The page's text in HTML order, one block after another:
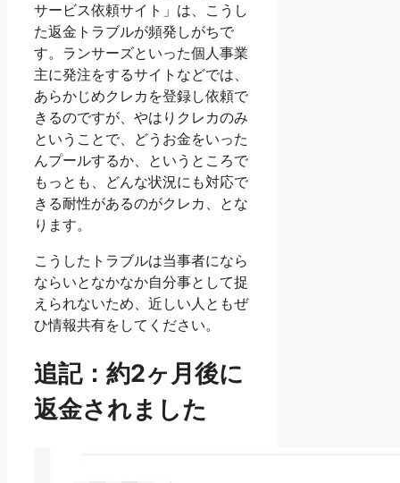
サービス依頼サイト」は、こうし
た返金トラブルが頻発しがちで
す。ランサーズといった個人事業
主に発注をするサイトなどでは、
あらかじめクレカを登録し依頼で
きるのですが、やはりクレカのみ
ということで、どうお金をいった
んプールするか、というところで
もっとも、どんな状況にも対応で
きる耐性があるのがクレカ、とな
ります。
こうしたトラブルは当事者になら
ならいとなかなか自分事として捉
えられないため、近しい人ともぜ
ひ情報共有をしてください。
追記：約2ヶ月後に
返金されました